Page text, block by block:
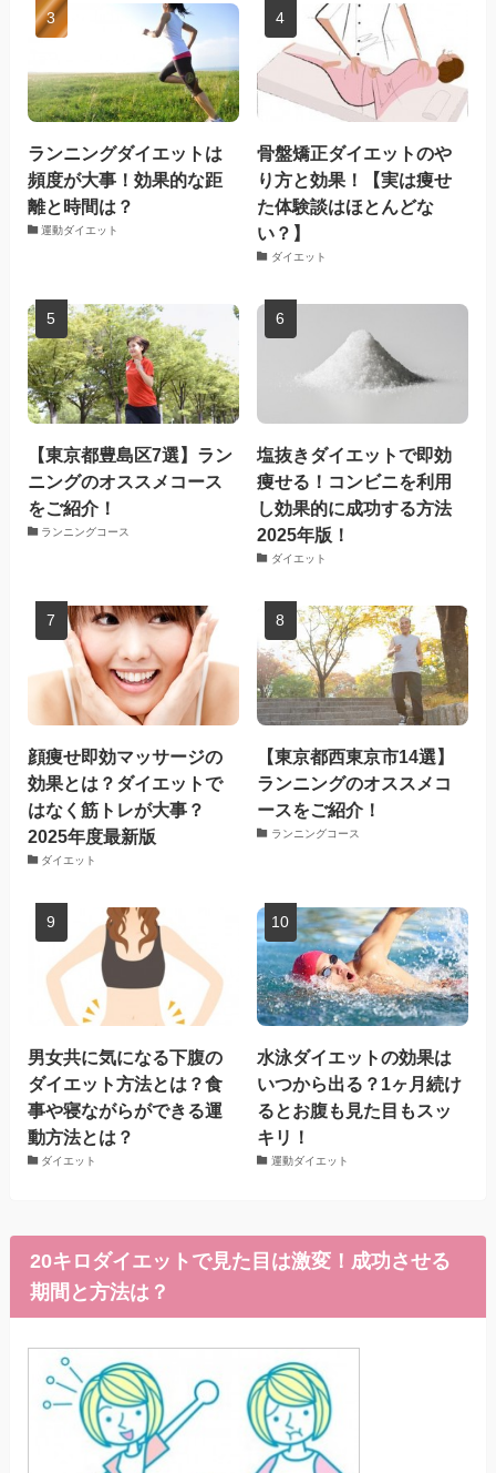
ランニングダイエットは
頻度が大事！効果的な距
離と時間は？
運動ダイエット
骨盤矯正ダイエットのや
り方と効果！【実は痩せ
た体験談はほとんどな
い？】
ダイエット
【東京都豊島区7選】ラン
ニングのオススメコース
をご紹介！
ランニングコース
塩抜きダイエットで即効
痩せる！コンビニを利用
し効果的に成功する方法
2025年版！
ダイエット
顔痩せ即効マッサージの
効果とは？ダイエットで
はなく筋トレが大事？
2025年度最新版
ダイエット
【東京都西東京市14選】
ランニングのオススメコ
ースをご紹介！
ランニングコース
男女共に気になる下腹の
ダイエット方法とは？食
事や寝ながらができる運
動方法とは？
ダイエット
水泳ダイエットの効果は
いつから出る？1ヶ月続け
るとお腹も見た目もスッ
キリ！
運動ダイエット
20キロダイエットで見た目は激変！成功させる
期間と方法は？